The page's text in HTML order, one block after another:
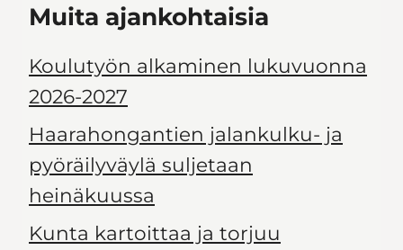
Muita ajankohtaisia
Koulutyön alkaminen lukuvuonna
2026-2027
Haarahongantien jalankulku- ja
pyöräilyväylä suljetaan
heinäkuussa
Kunta kartoittaa ja torjuu